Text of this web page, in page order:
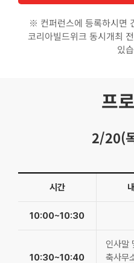
※ 컨퍼런스에 등록하시면
코리아빌드위크 동시개최
있
프
2/20(
시간
10:00~10:30
10:30~10:40
인사말
축사무